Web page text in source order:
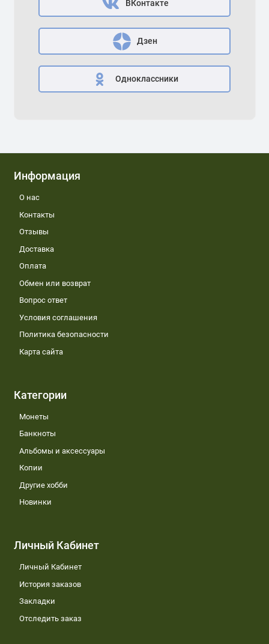
ВКонтакте
Дзен
Одноклассники
Информация
О нас
Контакты
Отзывы
Доставка
Оплата
Обмен или возврат
Вопрос ответ
Условия соглашения
Политика безопасности
Карта сайта
Категории
Монеты
Банкноты
Альбомы и аксессуары
Копии
Другие хобби
Новинки
Личный Кабинет
Личный Кабинет
История заказов
Закладки
Отследить заказ